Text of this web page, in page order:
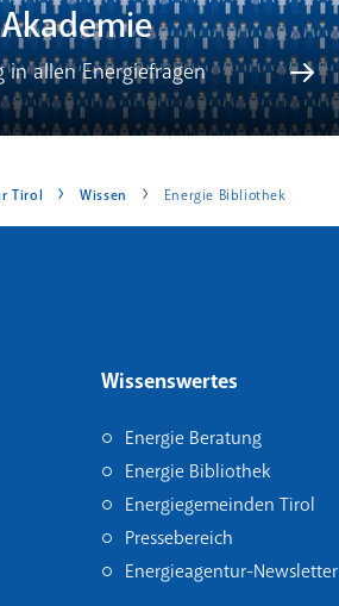
in allen Energiefragen
Tirol Wissen Energie Bibliothek
Wissenswertes
Energie Beratung
Energie Bibliothek
Energiegemeinden Tirol
Pressebereich
Energieagentur-Newsletter